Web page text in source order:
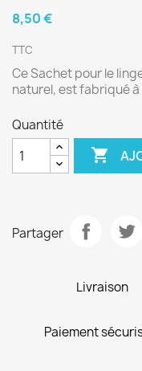
8,50 €
TTC
Ce Sachet pour le
naturel, est fabriqué à
Quantité

Partager
Livraison
Paiement